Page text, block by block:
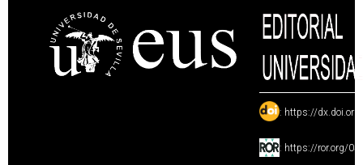
: https://
: https://ror.org/